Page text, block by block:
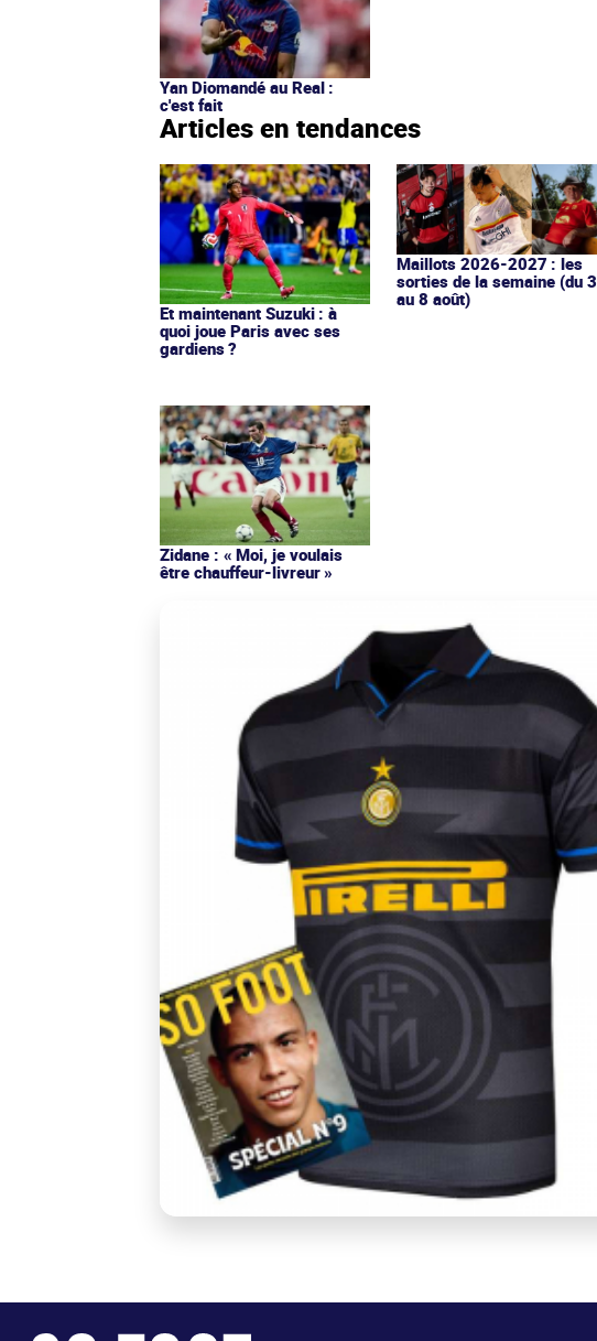
Yan Diomandé au Real :
c'est fait
Articles en tendances
Et maintenant Suzuki : à
quoi joue Paris avec ses
gardiens ?
Maillots 2026-2027 : les
sorties de la semaine (du 3
au 8 août)
Zidane : « Moi, je voulais
être chauffeur-livreur »